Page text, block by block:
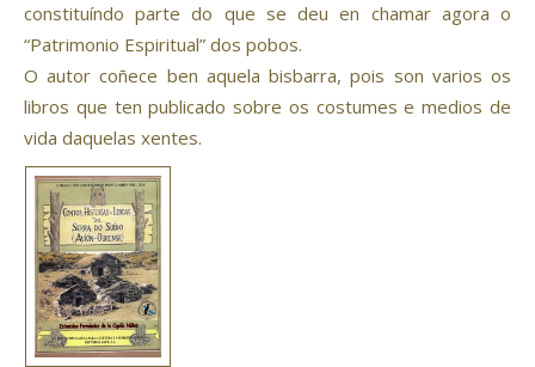
constituíndo parte do que se deu en chamar agora o
“Patrimonio Espiritual” dos pobos.
O autor coñece ben aquela bisbarra, pois son varios os
libros que ten publicado sobre os costumes e medios de
vida daquelas xentes.